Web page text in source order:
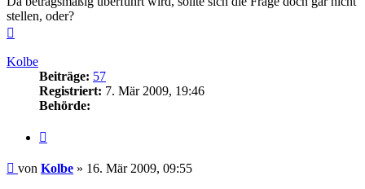
stellen, oder?
Kolbe
Beiträge: 57
Registriert: 7. Mär 2009, 19:46
Behörde:
Beitrag
von Kolbe » 16. Mär 2009, 09:55